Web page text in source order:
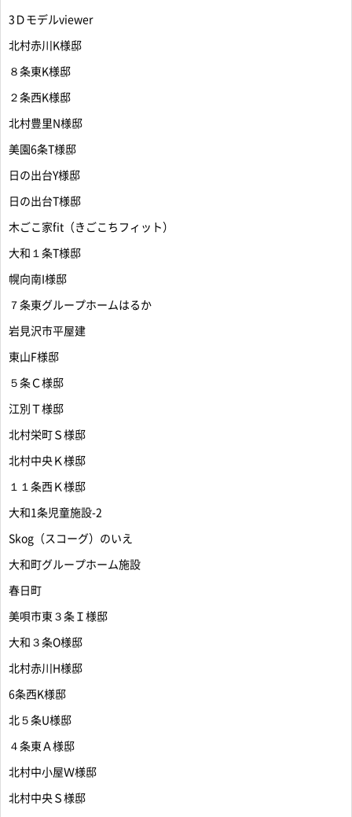
3Ｄモデルviewer
北村赤川K様邸
８条東K様邸
２条西K様邸
北村豊里N様邸
美園6条T様邸
日の出台Y様邸
日の出台T様邸
木ごこ家fit（きごこちフィット）
大和１条T様邸
幌向南I様邸
７条東グループホームはるか
岩見沢市平屋建
東山F様邸
５条Ｃ様邸
江別Ｔ様邸
北村栄町Ｓ様邸
北村中央Ｋ様邸
１１条西Ｋ様邸
大和1条児童施設-2
Skog（スコーグ）のいえ
大和町グループホーム施設
春日町
美唄市東３条Ｉ様邸
大和３条O様邸
北村赤川H様邸
6条西K様邸
北５条U様邸
４条東Ａ様邸
北村中小屋Ｗ様邸
北村中央Ｓ様邸